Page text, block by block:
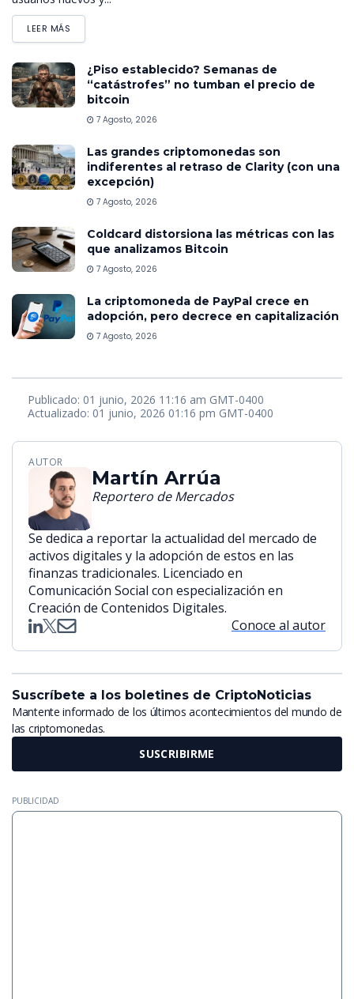
LEER MÁS
¿Piso establecido? Semanas de
“catástrofes” no tumban el precio de
bitcoin
7 Agosto, 2026
Las grandes criptomonedas son
indiferentes al retraso de Clarity (con una
excepción)
7 Agosto, 2026
Coldcard distorsiona las métricas con las
que analizamos Bitcoin
7 Agosto, 2026
La criptomoneda de PayPal crece en
adopción, pero decrece en capitalización
7 Agosto, 2026
Publicado: 01 junio, 2026 11:16 am GMT-0400
Actualizado: 01 junio, 2026 01:16 pm GMT-0400
AUTOR
Martín Arrúa
Reportero de Mercados
Se dedica a reportar la actualidad del mercado de
activos digitales y la adopción de estos en las
finanzas tradicionales. Licenciado en
Comunicación Social con especialización en
Creación de Contenidos Digitales.
Conoce al autor
Suscríbete a los boletines de CriptoNoticias
Mantente informado de los últimos acontecimientos del mundo de
las criptomonedas.
SUSCRIBIRME
PUBLICIDAD